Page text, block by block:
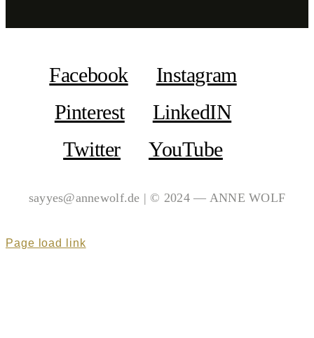
Facebook
Instagram
Pinterest
LinkedIN
Twitter
YouTube
sayyes@annewolf.de | © 2024 — ANNE WOLF
Page load link